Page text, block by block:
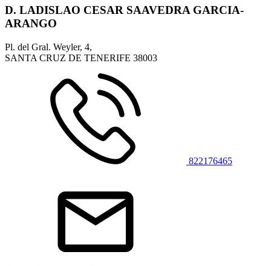
D. LADISLAO CESAR SAAVEDRA GARCIA-
ARANGO
Pl. del Gral. Weyler, 4,
SANTA CRUZ DE TENERIFE 38003
822176465